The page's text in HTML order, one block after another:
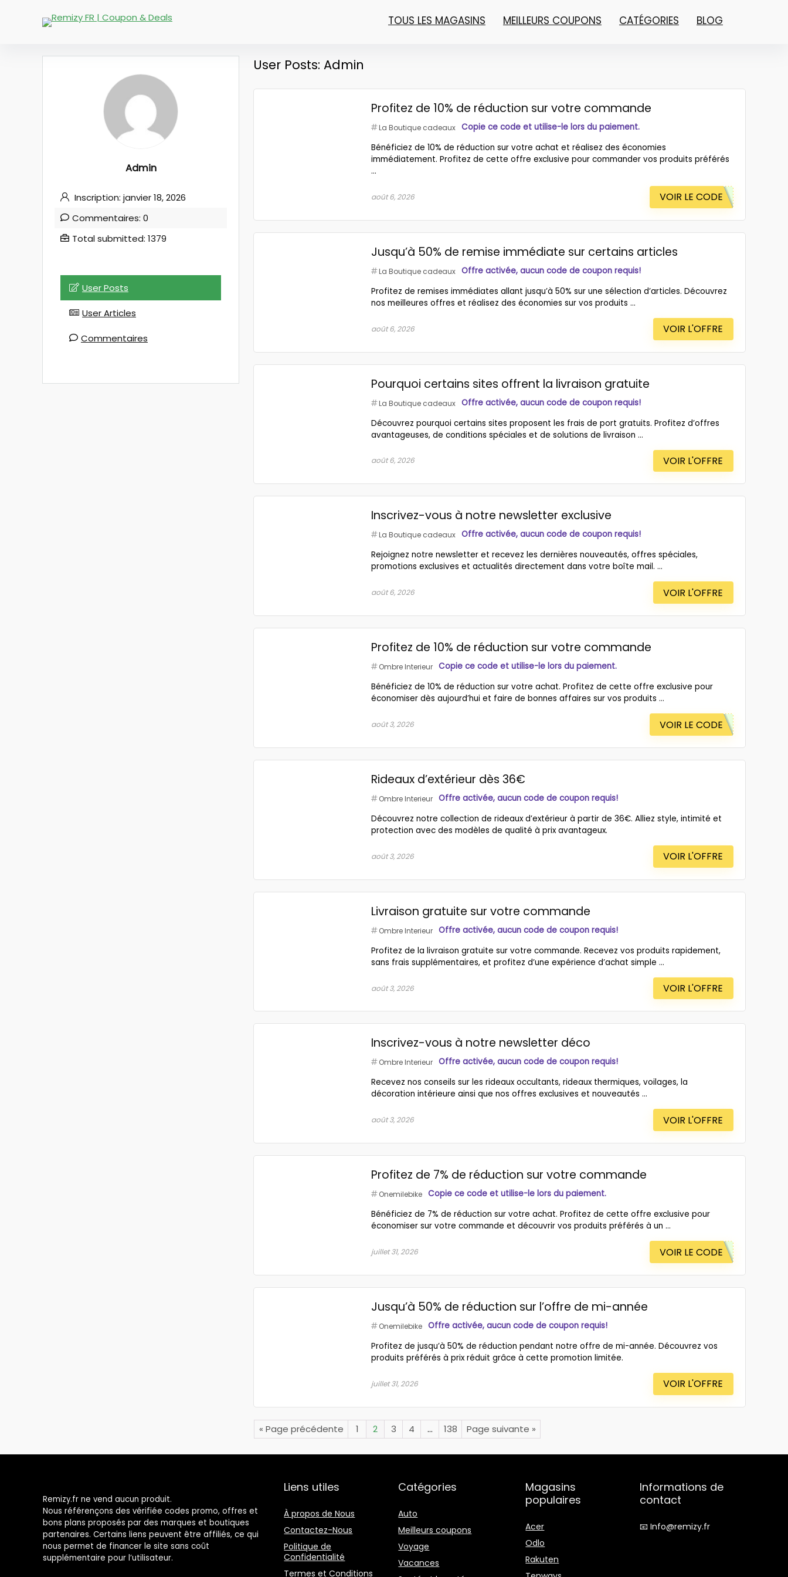
TOUS LES MAGASINS MEILLEURS COUPONS CATÉGORIES BLOG
Admin
Inscription: janvier 18, 2026
Commentaires: 0
Total submitted: 1379
User Posts
User Articles
Commentaires
User Posts: Admin
Profitez de 10% de réduction sur votre commande
La Boutique cadeaux Copie ce code et utilise-le lors du paiement.
Bénéficiez de 10% de réduction sur votre achat et réalisez des économies
immédiatement. Profitez de cette offre exclusive pour commander vos produits préférés
...
août 6, 2026 VOIR LE CODE
Jusqu’à 50% de remise immédiate sur certains articles
La Boutique cadeaux Offre activée, aucun code de coupon requis!
Profitez de remises immédiates allant jusqu’à 50% sur une sélection d’articles. Découvrez
nos meilleures offres et réalisez des économies sur vos produits ...
août 6, 2026 VOIR L'OFFRE
Pourquoi certains sites offrent la livraison gratuite
La Boutique cadeaux Offre activée, aucun code de coupon requis!
Découvrez pourquoi certains sites proposent les frais de port gratuits. Profitez d’offres
avantageuses, de conditions spéciales et de solutions de livraison ...
août 6, 2026 VOIR L'OFFRE
Inscrivez-vous à notre newsletter exclusive
La Boutique cadeaux Offre activée, aucun code de coupon requis!
Rejoignez notre newsletter et recevez les dernières nouveautés, offres spéciales,
promotions exclusives et actualités directement dans votre boîte mail. ...
août 6, 2026 VOIR L'OFFRE
Profitez de 10% de réduction sur votre commande
Ombre Interieur Copie ce code et utilise-le lors du paiement.
Bénéficiez de 10% de réduction sur votre achat. Profitez de cette offre exclusive pour
économiser dès aujourd’hui et faire de bonnes affaires sur vos produits ...
août 3, 2026 VOIR LE CODE
Rideaux d’extérieur dès 36€
Ombre Interieur Offre activée, aucun code de coupon requis!
Découvrez notre collection de rideaux d’extérieur à partir de 36€. Alliez style, intimité et
protection avec des modèles de qualité à prix avantageux.
août 3, 2026 VOIR L'OFFRE
Livraison gratuite sur votre commande
Ombre Interieur Offre activée, aucun code de coupon requis!
Profitez de la livraison gratuite sur votre commande. Recevez vos produits rapidement,
sans frais supplémentaires, et profitez d’une expérience d’achat simple ...
août 3, 2026 VOIR L'OFFRE
Inscrivez-vous à notre newsletter déco
Ombre Interieur Offre activée, aucun code de coupon requis!
Recevez nos conseils sur les rideaux occultants, rideaux thermiques, voilages, la
décoration intérieure ainsi que nos offres exclusives et nouveautés ...
août 3, 2026 VOIR L'OFFRE
Profitez de 7% de réduction sur votre commande
Onemilebike Copie ce code et utilise-le lors du paiement.
Bénéficiez de 7% de réduction sur votre achat. Profitez de cette offre exclusive pour
économiser sur votre commande et découvrir vos produits préférés à un ...
juillet 31, 2026 VOIR LE CODE
Jusqu’à 50% de réduction sur l’offre de mi-année
Onemilebike Offre activée, aucun code de coupon requis!
Profitez de jusqu’à 50% de réduction pendant notre offre de mi-année. Découvrez vos
produits préférés à prix réduit grâce à cette promotion limitée.
juillet 31, 2026 VOIR L'OFFRE
« Page précédente 1 2 3 4 … 138 Page suivante »
Remizy.fr ne vend aucun produit.
Nous référençons des vérifiée codes promo, offres et
bons plans proposés par des marques et boutiques
partenaires. Certains liens peuvent être affiliés, ce qui
nous permet de financer le site sans coût
supplémentaire pour l’utilisateur.
Liens utiles
À propos de Nous
Contactez-Nous
Politique de
Confidentialité
Termes et Conditions
Catégories
Auto
Meilleurs coupons
Voyage
Vacances
Magasins
populaires
Acer
Odlo
Rakuten
Informations de
contact
📧 Info@remizy.fr